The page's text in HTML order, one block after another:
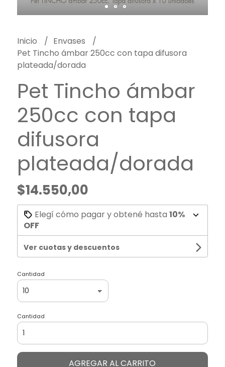
Inicio
Envases
Pet Tincho ámbar 250cc con tapa difusora
plateada/dorada
Pet Tincho ámbar
250cc con tapa
difusora
plateada/dorada
$14.550,00
Elegí cómo pagar y obtené hasta 10%
OFF
Ver cuotas y descuentos
Cantidad
Cantidad
AGREGAR AL CARRITO